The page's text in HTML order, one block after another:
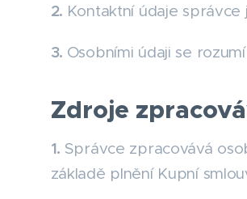
2. Kontaktní údaje správce
3. Osobními údaji se
Zdroje
1. Správce zpracovává
základě plnění Kupní